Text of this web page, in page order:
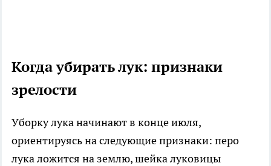
Когда убирать лук: признаки
зрелости
Уборку лука начинают в конце июля,
ориентируясь на следующие признаки: перо
лука ложится на землю, шейка луковицы